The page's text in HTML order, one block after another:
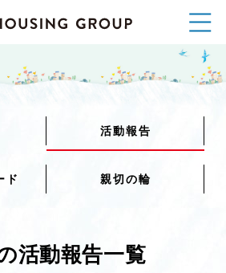
活動報告
ド 親切の輪
活動報告一覧